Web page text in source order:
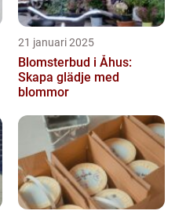
21 januari 2025
Blomsterbud i Åhus:
Skapa glädje med
blommor